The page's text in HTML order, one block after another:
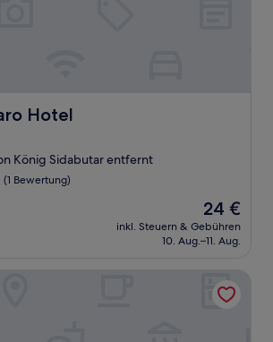
Hotel
König Sidabutar entfernt
(1 Bewertung)
Der
Preis
beträgt
24 €
inkl. Steuern & Gebühren
10. Aug.–11. Aug.